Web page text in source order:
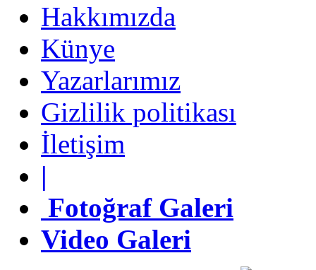
Künye
Yazarlarımız
Gizlilik politikası
İletişim
Fotoğraf Galeri
Video Galeri
Hakkımızda
Künye
Yazarlarımız
Gizlilik politikası
İletişim
|
Fotoğraf Galeri
Video Galeri